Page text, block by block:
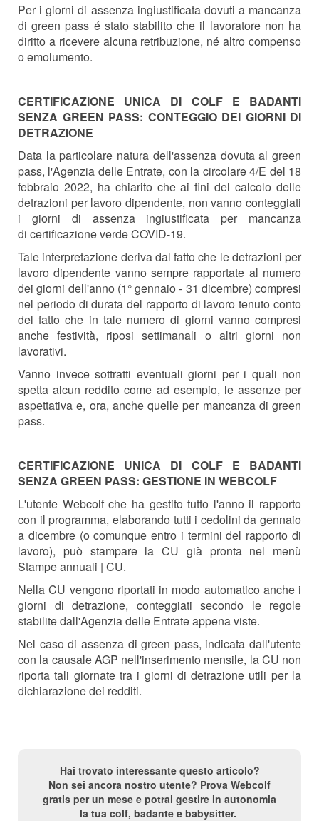
Per igiorni di assenza ingiustificata dovuti a mancanza
di green pass é stato stabilito che il lavoratore non ha
diritto a ricevere alcuna retribuzione, né altro compenso
o emolumento.
CERTIFICAZIONE UNICA DI COLF E BADANTI
SENZA GREEN PASS: CONTEGGIO DEI GIORNI DI
DETRAZIONE
Data la particolare natura dell'assenza dovuta al green
pass, l'Agenzia delle Entrate, con la circolare 4/E del 18
febbraio 2022, ha chiarito che ai fini del calcolo delle
detrazioni per lavoro dipendente, non vanno conteggiati
i giorni di assenza ingiustificata per mancanza
di certificazione verde COVID-19.
Tale interpretazione deriva dal fatto che le detrazioni per
lavoro dipendente vanno sempre rapportate al numero
dei giorni dell'anno (1° gennaio - 31 dicembre) compresi
nel periodo di durata del rapporto di lavoro tenuto conto
del fatto che in tale numero di giorni vanno compresi
anche festività, riposi settimanali o altri giorni non
lavorativi.
Vanno invece sottratti eventuali giorni per i quali non
spetta alcun reddito come ad esempio, le assenze per
aspettativa e, ora, anche quelle per mancanza di green
pass.
CERTIFICAZIONE UNICA DI COLF E BADANTI
SENZA GREEN PASS: GESTIONE IN WEBCOLF
L'utente Webcolf che ha gestito tutto l'anno il rapporto
con il programma, elaborando tutti i cedolini da gennaio
a dicembre (o comunque entro i termini del rapporto di
lavoro), può stampare la CU già pronta nel menù
Stampe annuali | CU.
Nella CU vengono riportati in modo automatico anche i
giorni di detrazione, conteggiati secondo le regole
stabilite dall'Agenzia delle Entrate appena viste.
Nel caso di assenza di green pass, indicata dall'utente
con la causale AGP nell'inserimento mensile, la CU non
riporta tali giornate tra i giorni di detrazione utili per la
dichiarazione dei redditi.
Hai trovato interessante questo articolo?
Non sei ancora nostro utente? Prova Webcolf
gratis per un mese e potrai gestire in autonomia
la tua colf, badante e babysitter.